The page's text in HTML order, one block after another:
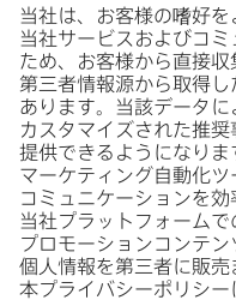
当社は、​お客様の​嗜好を​
当社サービスおよび​コ
ため、​お客様から​直接
第三者情報源から​取得
あります。​当該データ
カスタマイズされた​推
提供できるようになり
マーケティング自動化ツ
コミュニケーションを​
当社プラットフォーム
プロモーションコンテン
個人情報を​第三者に​販売
本プライバシーポリシ